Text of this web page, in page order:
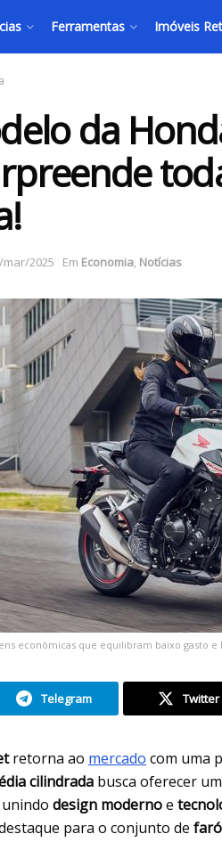
Ferramentas Imóveis
da
mar/2025 Em Economia, Notícias
econômicas que equilibram baixo gasto
Telegram Twitter
retorna ao mercado com uma
cilindrada busca oferecer
unindo design modernoe
para o conjunto de